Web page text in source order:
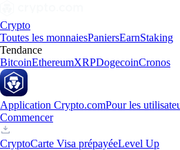
Crypto
Toutes les monnaiesPaniersEarnStaking
Tendance
BitcoinEthereumXRPDogecoinCronos
Application Crypto.comPour les
Commencer
CryptoCarte Visa prépayéeLevel Up